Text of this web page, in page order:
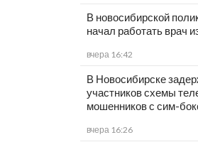
В новосибирской
начал работать врач
вчера 16:42
В Новосибирске
участников схемы
мошенников с сим-
вчера 16:26